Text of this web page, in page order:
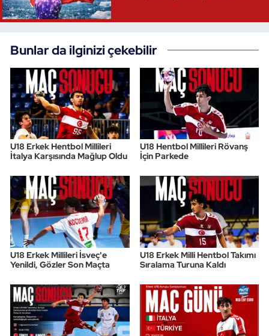
Bunlar da ilginizi çekebilir
U18 Erkek Hentbol Millileri
İtalya Karşısında Mağlup Oldu
U18 Hentbol Millileri Rövanş
İçin Parkede
U18 Erkek Millileri İsveç'e
Yenildi, Gözler Son Maçta
U18 Erkek Milli Hentbol Takımı
Sıralama Turuna Kaldı